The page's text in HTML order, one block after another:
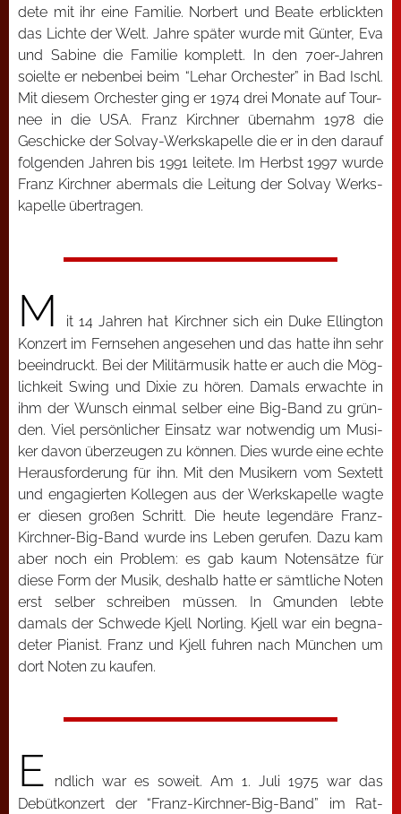
de­te mit ihr eine Fami­lie. Nor­bert und Bea­te erblick­ten
das Lich­te der Welt. Jah­re spä­ter wur­de mit Gün­ter, Eva
und Sabi­ne die Fami­lie kom­plett. In den 70er-Jah­ren
soiel­te er neben­bei beim “Lehar Orches­ter” in Bad Ischl.
Mit die­sem Orches­ter ging er 1974 drei Mona­te auf Tour­
nee in die USA. Franz Kirch­ner über­nahm 1978 die
Geschi­cke der Sol­vay-Werks­ka­pel­le die er in den dar­auf
fol­gen­den Jah­ren bis 1991 lei­te­te. Im Herbst 1997 wur­de
Franz Kirch­ner aber­mals die Lei­tung der Sol­vay Werks­
ka­pel­le über­tra­gen.
M
it 14 Jah­ren hat Kirch­ner sich ein Duke Elling­ton
Kon­zert im Fern­se­hen ange­se­hen und das hat­te ihn sehr
beein­druckt. Bei der Mili­tär­mu­sik hat­te er auch die Mög­
lich­keit Swing und Dixie zu hören. Damals erwach­te in
ihm der Wunsch ein­mal sel­ber eine Big-Band zu grün­
den. Viel per­sön­li­cher Ein­satz war not­wen­dig um Musi­
ker davon über­zeu­gen zu kön­nen. Dies wur­de eine ech­te
Her­aus­for­de­rung für ihn. Mit den Musi­kern vom Sex­tett
und enga­gier­ten Kol­le­gen aus der Werks­ka­pel­le wag­te
er die­sen gro­ßen Schritt. Die heu­te legen­dä­re Franz-
Kirch­ner-Big-Band wur­de ins Leben geru­fen. Dazu kam
aber noch ein Pro­blem: es gab kaum Noten­sät­ze für
die­se Form der Musik, des­halb hat­te er sämt­li­che Noten
erst sel­ber schrei­ben müs­sen. In Gmun­den leb­te
damals der Schwe­de Kjell Nor­ling. Kjell war ein begna­
de­ter Pia­nist. Franz und Kjell fuh­ren nach Mün­chen um
dort Noten zu kau­fen.
E
nd­lich war es soweit. Am 1. Juli 1975 war das
Debüt­kon­zert der “Franz-Kirch­ner-Big-Band” im Rat­